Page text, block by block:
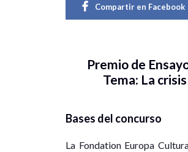
Compartir en Facebook
Premio de
Tema: La
Bases del concurso
La Fondation Europa